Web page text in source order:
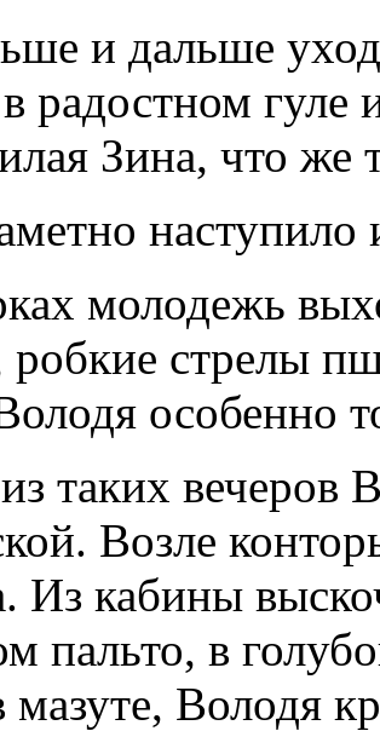
и дальше
радостном гуле
Зина, что же
наступило
молодежь
робкие стрелы
особенно
таких вечеров
Возле
Из кабины
пальто, в
мазуте, Володя